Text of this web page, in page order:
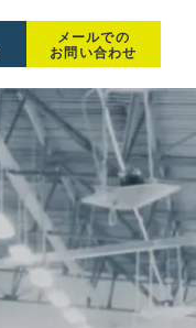
メールでの
お問い合わせ